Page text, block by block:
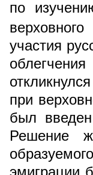
по
участия
при
был
Решение
эмиграции